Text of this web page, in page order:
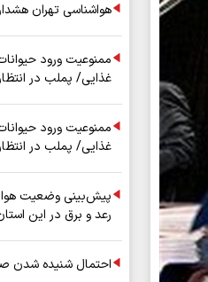
هواشناسی تهران
ممنوعیت ورود
غذایی/ پملب در
ممنوعیت ورود
غذایی/ پملب در
پیش‌بینی وضعیت هوا
رعد و برق در این
احتمال شنیده شدن